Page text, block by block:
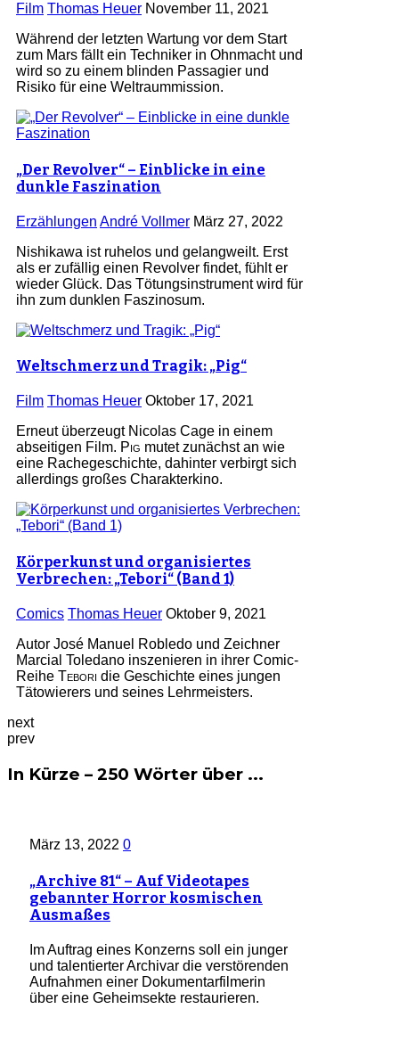
Film Thomas Heuer November 11, 2021
Während der letzten Wartung vor dem Start
zum Mars fällt ein Techniker in Ohnmacht und
wird so zu einem blinden Passagier und
Risiko für eine Weltraummission.
„Der Revolver“ – Einblicke in eine
dunkle Faszination
Erzählungen André Vollmer März 27, 2022
Nishikawa ist ruhelos und gelangweilt. Erst
als er zufällig einen Revolver findet, fühlt er
wieder Glück. Das Tötungsinstrument wird für
ihn zum dunklen Faszinosum.
Weltschmerz und Tragik: „Pig“
Film Thomas Heuer Oktober 17, 2021
Erneut überzeugt Nicolas Cage in einem
abseitigen Film. Pig mutet zunächst an wie
eine Rachegeschichte, dahinter verbirgt sich
allerdings großes Charakterkino.
Körperkunst und organisiertes
Verbrechen: „Tebori“ (Band 1)
Comics Thomas Heuer Oktober 9, 2021
Autor José Manuel Robledo und Zeichner
Marcial Toledano inszenieren in ihrer Comic-
Reihe Tebori die Geschichte eines jungen
Tätowierers und seines Lehrmeisters.
next
prev
In Kürze – 250 Wörter über ...
März 13, 2022 0
„Archive 81“ – Auf Videotapes
gebannter Horror kosmischen
Ausmaßes
Im Auftrag eines Konzerns soll ein junger
und talentierter Archivar die verstörenden
Aufnahmen einer Dokumentarfilmerin
über eine Geheimsekte restaurieren.